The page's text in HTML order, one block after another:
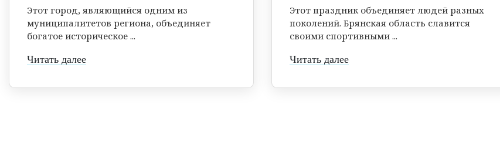
Этот город, являющийся одним из
муниципалитетов региона, объединяет
богатое историческое ...
Читать далее
Этот праздник объединяет людей разных
поколений. Брянская область славится
своими спортивными ...
Читать далее